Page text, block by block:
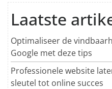
Laatste
Optimaliseer de
Google met deze tips
Professionele website
sleutel tot online succes